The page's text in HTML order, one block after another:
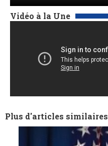
Vidéo à la Une
Plus d'articles similaires